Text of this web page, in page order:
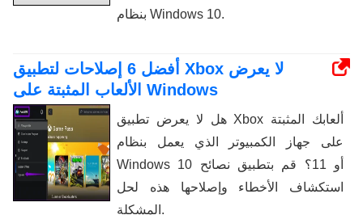
بنظام Windows 10.
أفضل 6 إصلاحات لتطبيق Xbox لا يعرض
الألعاب المثبتة على Windows
هل لا يعرض تطبيق Xbox ألعابك المثبتة
على جهاز الكمبيوتر الذي يعمل بنظام
Windows 10 أو 11؟ قم بتطبيق نصائح
استكشاف الأخطاء وإصلاحها هذه لحل
المشكلة.